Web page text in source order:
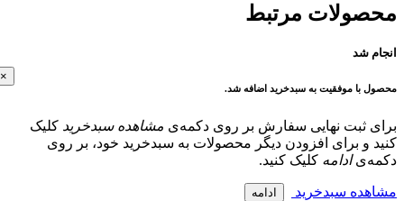
مرتبط
شد
با موفقیت به سبدخرید اضافه شد.
ثبت نهایی سفارش بر روی دکمه‌یمشاهده سبدخریدکلیک
و برای افزودن دیگر محصولات به سبدخرید خود، بر روی
ادامهکلیک کنید.
سبدخرید ادامه